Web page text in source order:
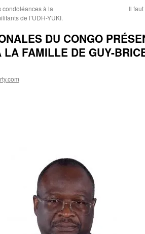
condoléances à la
de l’UDH-YUKI.
Il
DU CONGO
LA FAMILLE DE GUY-